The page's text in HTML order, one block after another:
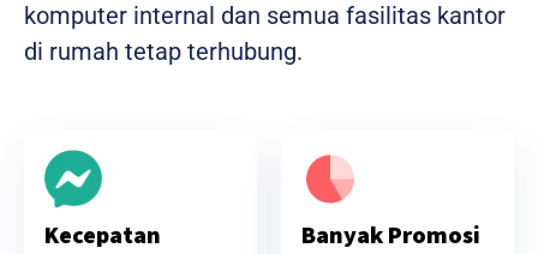
komputer internal dan semua fasilitas kantor
di rumah tetap terhubung.
Kecepatan
Banyak Promosi